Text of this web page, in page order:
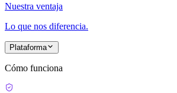
Nuestra ventaja
Lo que nos diferencia.
Plataforma
Cómo funciona